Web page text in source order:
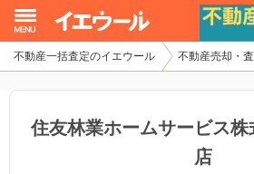
不動産一括査定のイエウール 不動産売却・
住友林業ホームサービス
店
イエウール加盟希望の不動産会社様